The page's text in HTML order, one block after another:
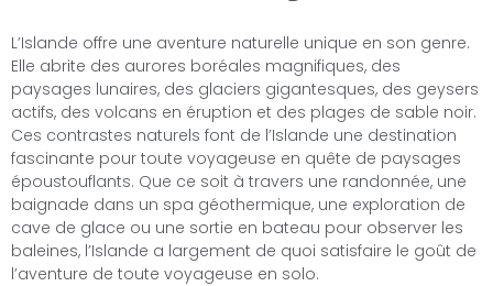
L’Islande offre une aventure naturelle unique en son genre.
Elle abrite des aurores boréales magnifiques, des
paysages lunaires, des glaciers gigantesques, des geysers
actifs, des volcans en éruption et des plages de sable noir.
Ces contrastes naturels font de l’Islande une destination
fascinante pour toute voyageuse en quête de paysages
époustouflants. Que ce soit à travers une randonnée, une
baignade dans un spa géothermique, une exploration de
cave de glace ou une sortie en bateau pour observer les
baleines, l’Islande a largement de quoi satisfaire le goût de
l’aventure de toute voyageuse en solo.